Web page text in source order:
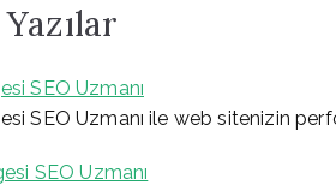
SEO Uzmanı
SEO Uzmanı ile web sitenizin
SEO Uzmanı